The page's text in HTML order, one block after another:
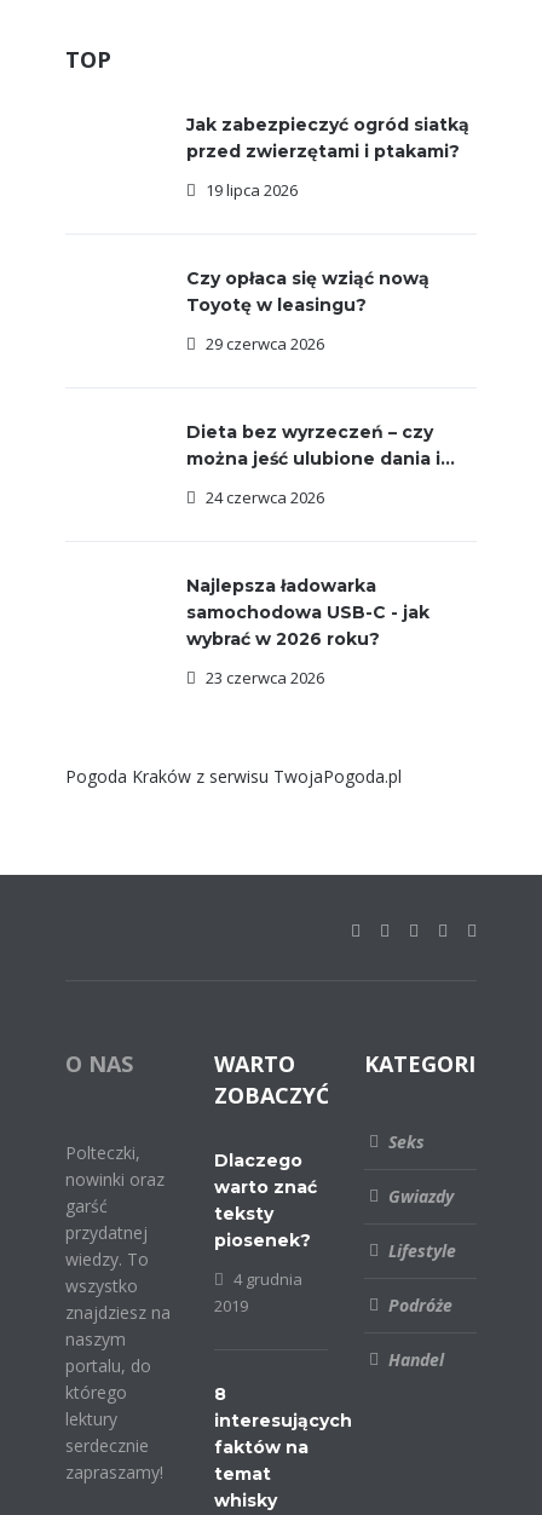
TOP
Jak zabezpieczyć ogród siatką
przed zwierzętami i ptakami?
19 lipca 2026
Czy opłaca się wziąć nową
Toyotę w leasingu?
29 czerwca 2026
Dieta bez wyrzeczeń – czy
można jeść ulubione dania i...
24 czerwca 2026
Najlepsza ładowarka
samochodowa USB-C - jak
wybrać w 2026 roku?
23 czerwca 2026
Pogoda Kraków z serwisu TwojaPogoda.pl
O NAS
Polteczki,
nowinki oraz
garść
przydatnej
wiedzy. To
wszystko
znajdziesz na
naszym
portalu, do
którego
lektury
serdecznie
zapraszamy!
WARTO
ZOBACZYĆ
Dlaczego
warto znać
teksty
piosenek?
4 grudnia
2019
8
interesujących
faktów na
temat
whisky
KATEGORIE
Seks
Gwiazdy
Lifestyle
Podróże
Handel